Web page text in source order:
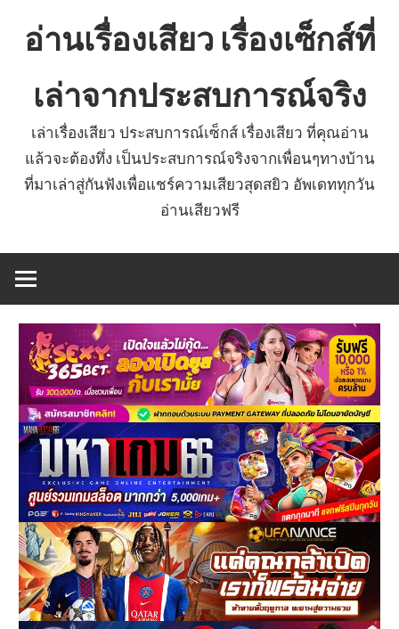
อ่านเรื่องเสียว เรื่องเซ็กส์ที่
เล่าจากประสบการณ์จริง
เล่าเรื่องเสียว ประสบการณ์เซ็กส์ เรื่องเสียว ที่คุณอ่าน
แล้วจะต้องทึ่ง เป็นประสบการณ์จริงจากเพื่อนๆทางบ้าน
ที่มาเล่าสู่กันฟังเพื่อแชร์ความเสียวสุดสยิว อัพเดททุกวัน
อ่านเสียวฟรี